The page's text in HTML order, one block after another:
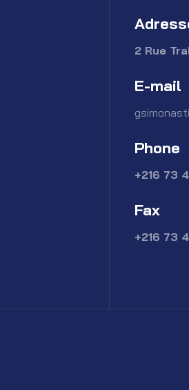
2 Rue
E-mail
Phone
+216 73
Fax
+216 73